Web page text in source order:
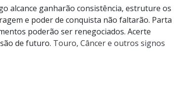
alcance ganharão consistência, estruture os
e poder de conquista não faltarão. Parta
poderão ser renegociados. Acerte
de futuro. Touro, Câncer e outros signos